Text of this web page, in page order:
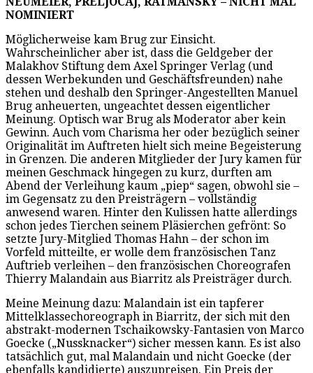
NOMINIERT
Möglicherweise kam Brug zur Einsicht.
Wahrscheinlicher aber ist, dass die Geldgeber der
Malakhov Stiftung dem Axel Springer Verlag (und
dessen Werbekunden und Geschäftsfreunden) nahe
stehen und deshalb den Springer-Angestellten Manuel
Brug anheuerten, ungeachtet dessen eigentlicher
Meinung. Optisch war Brug als Moderator aber kein
Gewinn. Auch vom Charisma her oder bezüglich seiner
Originalität im Auftreten hielt sich meine Begeisterung
in Grenzen. Die anderen Mitglieder der Jury kamen für
meinen Geschmack hingegen zu kurz, durften am
Abend der Verleihung kaum „piep“ sagen, obwohl sie –
im Gegensatz zu den Preisträgern – vollständig
anwesend waren. Hinter den Kulissen hatte allerdings
schon jedes Tierchen seinem Pläsierchen gefrönt: So
setzte Jury-Mitglied Thomas Hahn – der schon im
Vorfeld mitteilte, er wolle dem französischen Tanz
Auftrieb verleihen – den französischen Choreografen
Thierry Malandain aus Biarritz als Preisträger durch.
Meine Meinung dazu: Malandain ist ein tapferer
Mittelklassechoreograph in Biarritz, der sich mit den
abstrakt-modernen Tschaikowsky-Fantasien von Marco
Goecke („Nussknacker“) sicher messen kann. Es ist also
tatsächlich gut, mal Malandain und nicht Goecke (der
ebenfalls kandidierte) auszupreisen. Ein Preis der